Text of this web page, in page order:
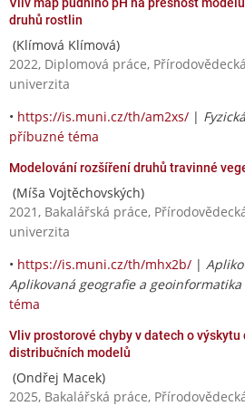
druhů rostlin
(Klímová Klímová)
2022, Diplomová práce,
univerzita
• https://is.muni.cz/th/am2xs/ |
příbuzné téma
Modelování rozšíření druhů travinné
(Míša Vojtěchovských)
2021, Bakalářská práce,
univerzita
• https://is.muni.cz/th/mhx2b/ |
Aplikovaná geografie a geoinformatika
téma
Vliv prostorové chyby v datech o výskytu
distribučních modelů
(Ondřej Macek)
2025, Bakalářská práce,